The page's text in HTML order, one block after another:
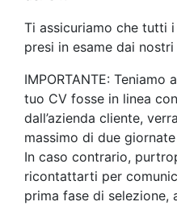
Ti assicuriamo che tutti
presi in esame dai
IMPORTANTE:
tuo CV fosse in linea
dall’azienda cliente,
massimo di due
In caso contrario,
ricontattarti per
prima fase di selezione,